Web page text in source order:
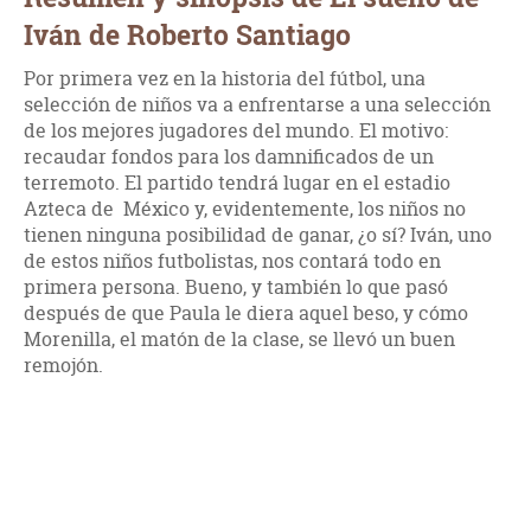
Iván de Roberto Santiago
Por primera vez en la historia del fútbol, una
selección de niños va a enfrentarse a una selección
de los mejores jugadores del mundo. El motivo:
recaudar fondos para los damnificados de un
terremoto. El partido tendrá lugar en el estadio
Azteca de México y, evidentemente, los niños no
tienen ninguna posibilidad de ganar, ¿o sí? Iván, uno
de estos niños futbolistas, nos contará todo en
primera persona. Bueno, y también lo que pasó
después de que Paula le diera aquel beso, y cómo
Morenilla, el matón de la clase, se llevó un buen
remojón.